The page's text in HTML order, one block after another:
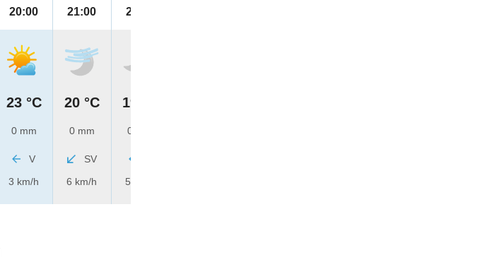
20:00
23 °C
0 mm
V
3 km/h
21:00
20 °C
0 mm
SV
6 km/h
22:00
19 °C
0 mm
5 km/h